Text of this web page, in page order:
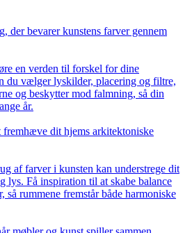
der bevarer kunstens farver gennem
en verden til forskel for dine
du vælger lyskilder, placering og filtre,
og beskytter mod falmning, så din
år.
dit hjems arkitektoniske
af farver i kunsten kan understrege dit
lys. Få inspiration til at skabe balance
så rummene fremstår både harmoniske